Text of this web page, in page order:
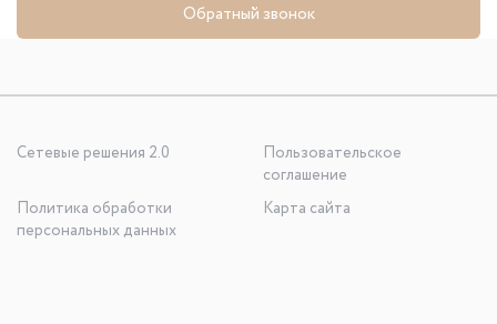
Обратный звонок
Сетевые решения 2.0
Пользовательское
соглашение
Политика обработки
персональных данных
Карта сайта